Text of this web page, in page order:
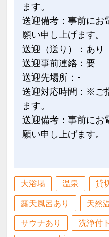
しみください。※
◆約1100坪の日本
散策可能な望川館
の景色をお楽しみ
◆お子様が走って
♪
20畳の宴会場にお
なので転んでも安
お子様連れの方
い。
ＧＷやお盆など特
館一押しの人気プ
ます。
送迎備考：事前にお
願い申し上げます。
送迎（送り）：あり
送迎事前連絡：要
送迎先場所：-
送迎対応時間：※ご
ます。
送迎備考：事前にお
願い申し上げます。
大浴場 温泉 貸
露天風呂あり 天然
サウナあり 洗浄付